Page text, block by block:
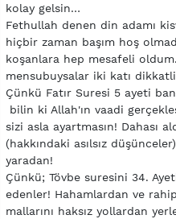
kolay gelsin…
Fethullah denen din adamı
hiçbir zaman başım hoş
koşanlara hep mesafeli
mensubuysalar iki katı
Çünkü Fatır Suresi 5 ayeti
bilin ki Allah'ın vaadi
sizi asla ayartmasın! Dahası
(hakkındaki asılsız
yaradan!
Çünkü; Tövbe suresini 34.
edenler! Hahamlardan ve
mallarını haksız yollardan